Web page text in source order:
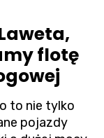
flotę
to nie tylko
pojazdy